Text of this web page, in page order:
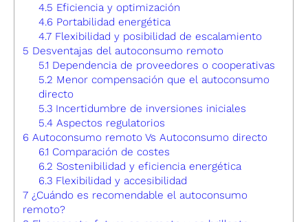
4.5 Eficiencia y optimización
4.6 Portabilidad energética
4.7 Flexibilidad y posibilidad de escalamiento
5 Desventajas del autoconsumo remoto
5.1 Dependencia de proveedores o cooperativas
5.2 Menor compensación que el autoconsumo
directo
5.3 Incertidumbre de inversiones iniciales
5.4 Aspectos regulatorios
6 Autoconsumo remoto Vs Autoconsumo directo
6.1 Comparación de costes
6.2 Sostenibilidad y eficiencia energética
6.3 Flexibilidad y accesibilidad
7 ¿Cuándo es recomendable el autoconsumo
remoto?